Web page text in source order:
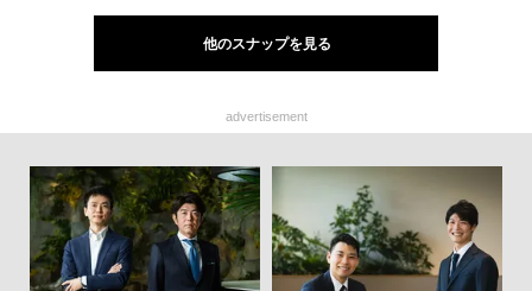
他のスナップを見る
advertisement